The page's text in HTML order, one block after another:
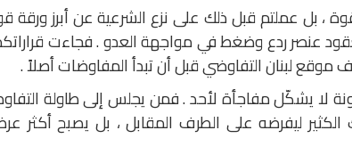
، بل عملتم قبل ذلك على نزع الشرعية عن أبرز ورقة
عنصر ردع وضغط في مواجهة العدو . فجاءت
لا يشكّل مفاجأة لأحد . فمن يجلس إلى طاولة
ليفرضه على الطرف المقابل ، بل يصبح أكثر